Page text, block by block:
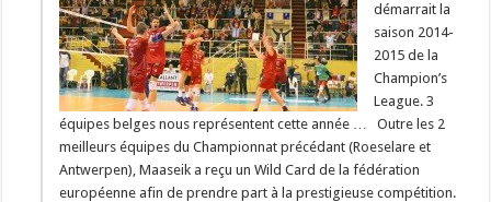
démarrait la
saison 2014-
2015 de la
Champion’s
League. 3
équipes belges nous représentent cette année … Outre les 2
meilleurs équipes du Championnat précédant (Roeselare et
Antwerpen), Maaseik a reçu un Wild Card de la fédération
européenne afin de prendre part à la prestigieuse compétition.